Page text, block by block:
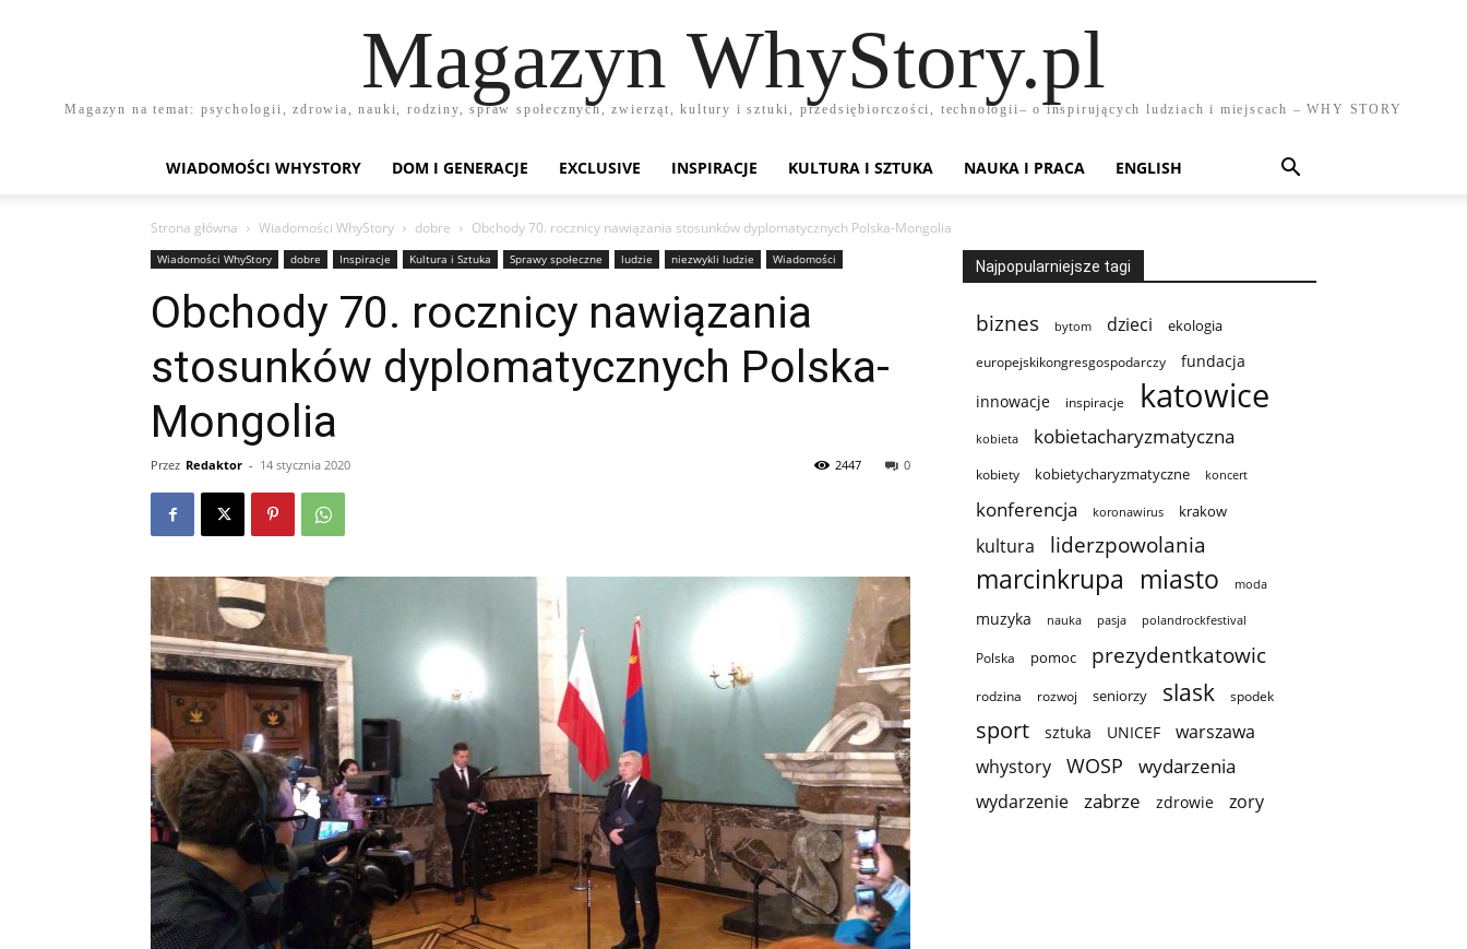
Magazyn WhyStory.pl
Magazyn na temat: psychologii, zdrowia, nauki, rodziny, spraw społecznych, zwierząt, kultury i sztuki, przedsiębiorczości, technologii– o inspirujących ludziach i miejscach – WHY STORY
WIADOMOŚCI WHYSTORY DOM I GENERACJE EXCLUSIVE INSPIRACJE KULTURA I SZTUKA NAUKA I PRACA ENGLISH
Strona główna Wiadomości WhyStory dobre Obchody 70. rocznicy nawiązania stosunków dyplomatycznych Polska-Mongolia
Wiadomości WhyStory dobre Inspiracje Kultura i Sztuka Sprawy społeczne ludzie niezwykli ludzie Wiadomości
Obchody 70. rocznicy nawiązania
stosunków dyplomatycznych Polska-
Mongolia
Przez Redaktor - 14 stycznia 2020 0
2447
Najpopularniejsze tagi
biznes bytom dzieci ekologia
europejskikongresgospodarczy fundacja
innowacje inspiracje katowice
kobieta kobietacharyzmatyczna
kobiety kobietycharyzmatyczne koncert
konferencja koronawirus krakow
kultura liderzpowolania
marcinkrupa miasto moda
muzyka nauka pasja polandrockfestival
Polska pomoc prezydentkatowic
rodzina rozwoj seniorzy slask spodek
sport sztuka UNICEF
warszawa
whystory
WOSP
wydarzenia
wydarzenie
zabrze zdrowie zory